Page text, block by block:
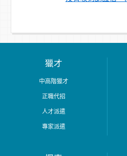
獵才
中高階獵才
正職代招
人才派遣
專家派遣